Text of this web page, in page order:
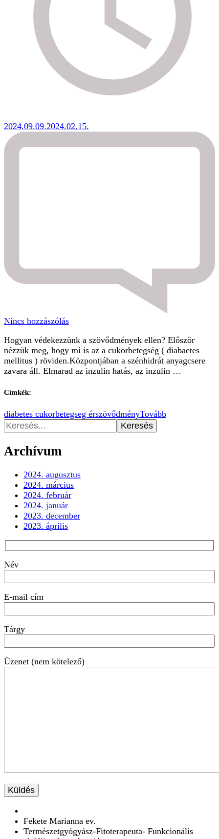
2024.09.09.2024.02.15.
Nincs hozzászólása(z)
szövődményei
bejegyzéshez
Hogyan védekezzünk a szövődmények ellen? Először
nézzük meg, hogy mi is az a cukorbetegség ( diabaetes
mellitus ) röviden.Központjában a szénhidrát anyagcsere
zavara áll. Elmarad az inzulin hatás, az inzulin …
Címkék:
diabetes cukorbetegseg érszövődményTovább
Keresés:
Archívum
2024. augusztus
2024. március
2024. február
2024. január
2023. december
2023. április
Név
E-mail cím
Tárgy
Üzenet (nem kötelező)
Fekete Marianna ev.
Természetgyógyász-Fitoterapeuta- Funkcionális